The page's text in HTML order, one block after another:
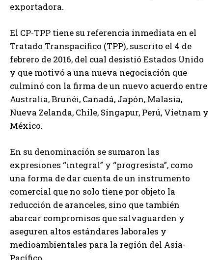
exportadora.
El CP-TPP tiene su referencia inmediata en el
Tratado Transpacífico (TPP), suscrito el 4 de
febrero de 2016, del cual desistió Estados Unido
y que motivó a una nueva negociación que
culminó con la firma de un nuevo acuerdo entre
Australia, Brunéi, Canadá, Japón, Malasia,
Nueva Zelanda, Chile, Singapur, Perú, Vietnam y
México.
En su denominación se sumaron las
expresiones “integral” y “progresista”, como
una forma de dar cuenta de un instrumento
comercial que no solo tiene por objeto la
reducción de aranceles, sino que también
abarcar compromisos que salvaguarden y
aseguren altos estándares laborales y
medioambientales para la región del Asia-